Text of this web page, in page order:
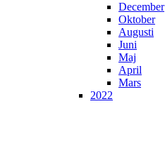
December
Oktober
Augusti
Juni
Maj
April
Mars
2022